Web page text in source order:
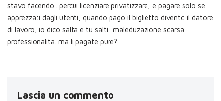
stavo facendo.. percui licenziare privatizzare, e pagare solo se
apprezzati dagli utenti, quando pago il biglietto divento il datore
di lavoro, io dico salta e tu salti.. maleduzazione scarsa
professionalita. ma li pagate pure?
Lascia un commento